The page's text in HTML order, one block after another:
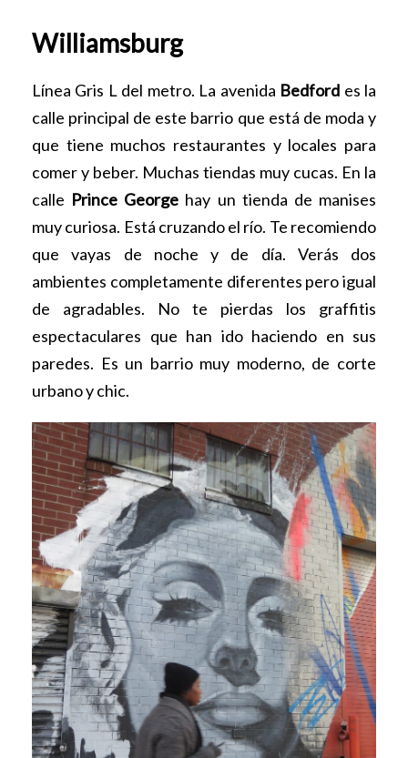
Williamsburg
Línea Gris L del metro. La avenida Bedford es la
calle principal de este barrio que está de moda y
que tiene muchos restaurantes y locales para
comer y beber. Muchas tiendas muy cucas. En la
calle Prince George hay un tienda de manises
muy curiosa. Está cruzando el río. Te recomiendo
que vayas de noche y de día. Verás dos
ambientes completamente diferentes pero igual
de agradables. No te pierdas los graffitis
espectaculares que han ido haciendo en sus
paredes. Es un barrio muy moderno, de corte
urbano y chic.